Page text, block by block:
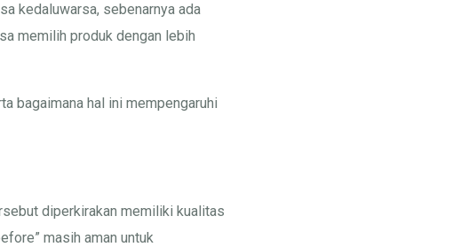
kedaluwarsa, sebenarnya ada
memilih produk dengan lebih
bagaimana hal ini mempengaruhi
diperkirakan memiliki kualitas
masih aman untuk